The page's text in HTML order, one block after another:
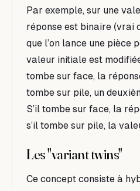
Par exemple, sur une
réponse est binaire (vrai
que l’on lance une pièce
valeur initiale est
tombe sur face, la
tombe sur pile, un
S’il tombe sur face, la
s’il tombe sur pile, la
Les "variant twins"
Ce concept consiste à